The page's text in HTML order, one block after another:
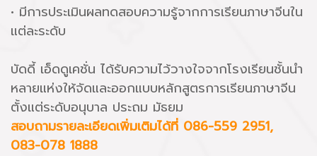
• มีการประเมินผลทดสอบความรู้จากการเรียนภาษาจีนใน
แต่ละระดับ
บัดดี้ เอ็ดดูเคชั่น ได้รับความไว้วางใจจากโรงเรียนชั้นนำ
หลายแห่งให้จัดและออกแบบหลักสูตรการเรียนภาษาจีน
ตั้งแต่ระดับอนุบาล ประถม มัธยม
สอบถามรายละเอียดเพิ่มเติมได้ที่ 086-559 2951,
083-078 1888